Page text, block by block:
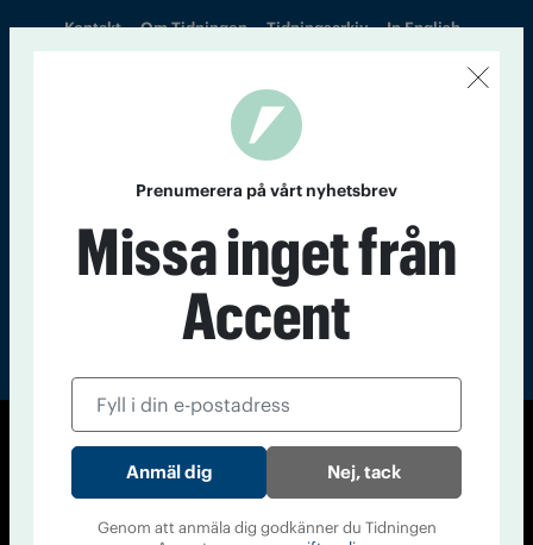
Kontakt Om Tidningen Tidningsarkiv In English
Accent
© Tidningen Accent 2026
Cookiepolicy
Personuppgiftspolicy
Prenumerera på vårt nyhetsbrev
Missa inget från
Accent
Nej, tack
Genom att anmäla dig godkänner du Tidningen